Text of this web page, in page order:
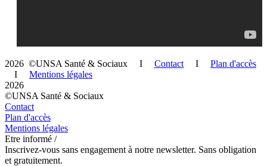
2026 ©UNSA Santé & Sociaux I Contact I Plan d'accès
I Mentions légales
2026
©UNSA Santé & Sociaux
Contact
Plan d'accès
Mentions légales
Etre informé /
Inscrivez-vous sans engagement à notre newsletter. Sans obligation
et gratuitement.